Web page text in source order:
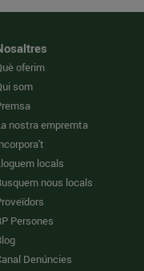
oferim
som
nostra empremta
locals
nous locals
Persones
Denúncies